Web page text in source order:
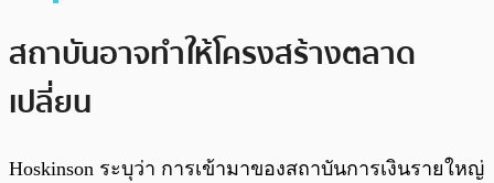
สถาบันอาจทำให้โครงสร้างตลาด
เปลี่ยน
Hoskinson ระบุว่า การเข้ามาของสถาบันการเงินรายใหญ่